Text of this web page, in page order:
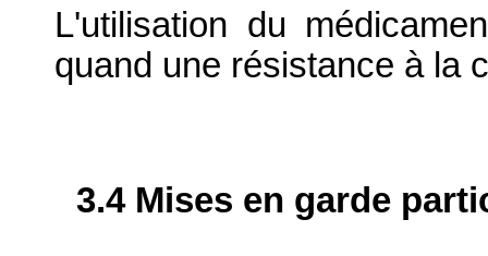
L'utilisation du
quand une résistance à la
3.4 Mises en garde